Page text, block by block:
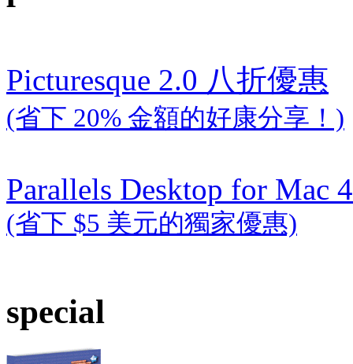
Picturesque 2.0 八折優惠
(省下 20% 金額的好康分享！)
Parallels Desktop for Mac
(省下 $5 美元的獨家優惠)
special